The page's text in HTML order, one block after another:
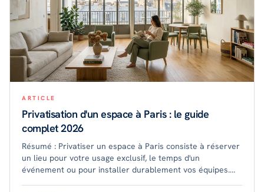
ARTICLE
Privatisation d'un espace à Paris : le guide
complet 2026
Résumé : Privatiser un espace à Paris consiste à réserver
un lieu pour votre usage exclusif, le temps d'un
événement ou pour installer durablement vos équipes.